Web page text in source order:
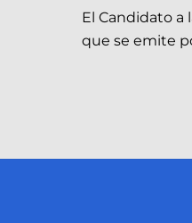
El Candidato a
que se emite